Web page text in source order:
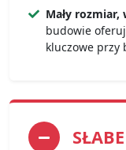
Mały
budowie
kluczowe przy